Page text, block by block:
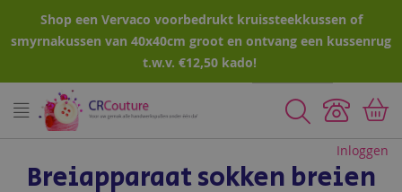
Shop een Vervaco voorbedrukt kruissteekkussen of
smyrnakussen van 40x40cm groot en ontvang een kussenrug
t.w.v. €12,50 kado!
Zoeken
Inloggen
Breiapparaat sokken breien